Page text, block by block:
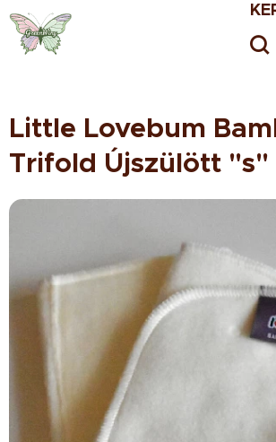
Little Lovebum
Trifold Újszülött "s"